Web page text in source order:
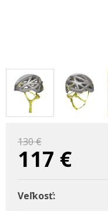
130 €
117 €
Veľkosť: